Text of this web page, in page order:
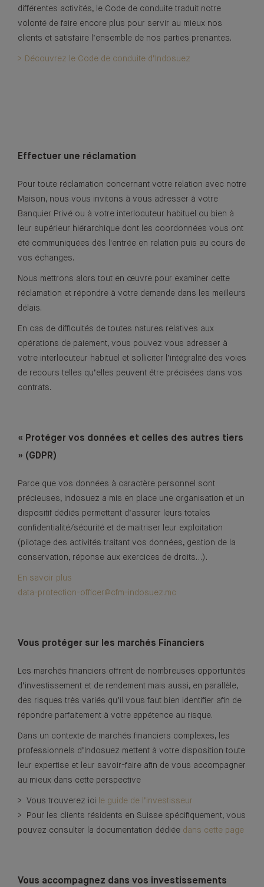
différentes activités, le Code de conduite traduit notre
volonté de faire encore plus pour servir au mieux nos
clients et satisfaire l’ensemble de nos parties prenantes.
> Découvrez le Code de conduite d’Indosuez
Effectuer une réclamation
Pour toute réclamation concernant votre relation avec notre
Maison, nous vous invitons à vous adresser à votre
Banquier Privé ou à votre interlocuteur habituel ou bien à
leur supérieur hiérarchique dont les coordonnées vous ont
été communiquées dès l'entrée en relation puis au cours de
vos échanges.
Nous mettrons alors tout en œuvre pour examiner cette
réclamation et répondre à votre demande dans les meilleurs
délais.
En cas de difficultés de toutes natures relatives aux
opérations de paiement, vous pouvez vous adresser à
votre interlocuteur habituel et solliciter l’intégralité des voies
de recours telles qu’elles peuvent être précisées dans vos
contrats.
« Protéger vos données et celles des autres tiers
» (GDPR)
Parce que vos données à caractère personnel sont
précieuses, Indosuez a mis en place une organisation et un
dispositif dédiés permettant d’assurer leurs totales
confidentialité/sécurité et de maitriser leur exploitation
(pilotage des activités traitant vos données, gestion de la
conservation, réponse aux exercices de droits…).
En savoir plus
data-protection-officer@cfm-indosuez.mc
Vous protéger sur les marchés Financiers
Les marchés financiers offrent de nombreuses opportunités
d’investissement et de rendement mais aussi, en parallèle,
des risques très variés qu’il vous faut bien identifier afin de
répondre parfaitement à votre appétence au risque.
Dans un contexte de marchés financiers complexes, les
professionnels d’Indosuez mettent à votre disposition toute
leur expertise et leur savoir-faire afin de vous accompagner
au mieux dans cette perspective
> Vous trouverez ici
le guide de l’investisseur
> Pour les clients résidents en Suisse spécifiquement, vous
pouvez consulter la documentation dédiée dans cette page
Vous accompagnez dans vos investissements